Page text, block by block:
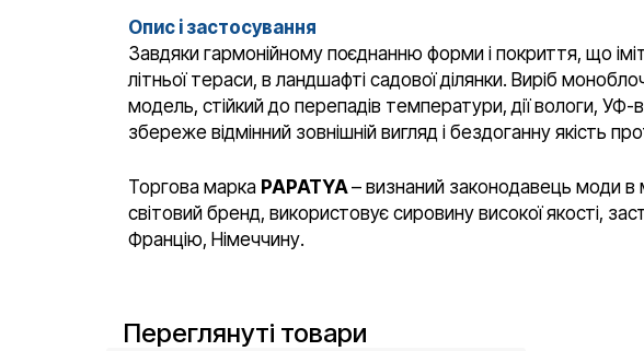
Опис і застосування
Завдяки гармонійному поєднанню форми і покриття, що
літньої тераси, в ландшафті садової ділянки. Виріб
модель, стійкий до перепадів температури, дії вологи,
збереже відмінний зовнішній вигляд і бездоганну якість
Торгова марка PAPATYA– визнаний законодавець моди в
світовий бренд, використовує сировину високої якості,
Францію, Німеччину.
Переглянуті товари